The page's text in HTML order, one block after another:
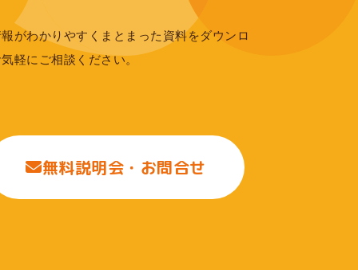
がわかりやすくまとまった資料をダウンロ
軽にご相談ください。
無料説明会・お問合せ